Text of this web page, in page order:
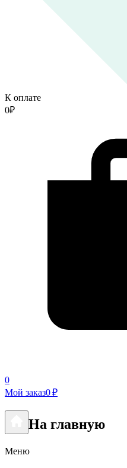
К оплате
0₽
0
Мой заказ0 ₽
На главную
Меню